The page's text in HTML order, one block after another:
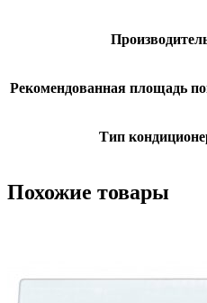
Рекомендованная площадь
Тип
Похожие товары